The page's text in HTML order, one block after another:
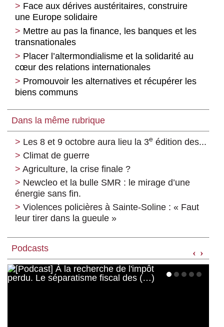
Face aux dérives austéritaires, construire
une Europe solidaire
Mettre au pas la finance, les banques et les
transnationales
Placer l’altermondialisme et la solidarité au
cœur des relations internationales
Promouvoir les alternatives et récupérer les
biens communs
Dans la même rubrique
Les 8 et 9 octobre aura lieu la 3e édition des...
Climat de guerre
Agriculture, la crise finale ?
Newcleo et la bulle SMR : le mirage d’une
énergie sans fin.
Violences policières à Sainte-Soline : « Faut
leur tirer dans la gueule »
Podcasts ‹ ›